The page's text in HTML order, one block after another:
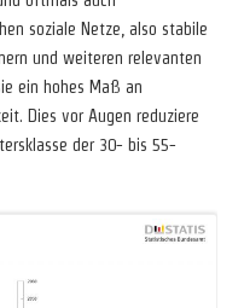
soziale Netze, also stabile
und weiteren relevanten
ein hohes Maß an
Dies vor Augen reduziere
der 30- bis 55-